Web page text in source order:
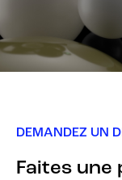
DEMANDEZ UN
Faites